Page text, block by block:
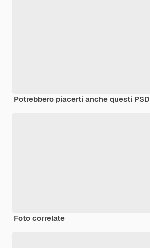
Potrebbero piacerti anche questi PSD
Foto correlate